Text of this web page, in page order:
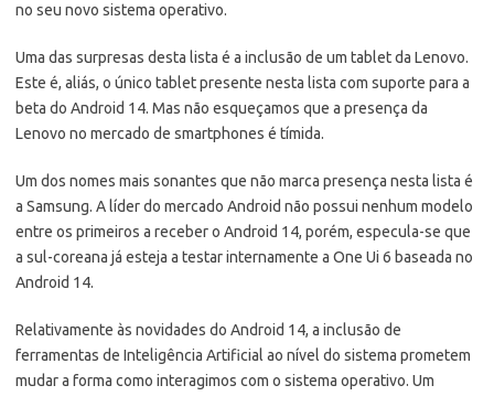
no seu novo sistema operativo.
Uma das surpresas desta lista é a inclusão de um tablet da Lenovo.
Este é, aliás, o único tablet presente nesta lista com suporte para a
beta do Android 14. Mas não esqueçamos que a presença da
Lenovo no mercado de smartphones é tímida.
Um dos nomes mais sonantes que não marca presença nesta lista é
a Samsung. A líder do mercado Android não possui nenhum modelo
entre os primeiros a receber o Android 14, porém, especula-se que
a sul-coreana já esteja a testar internamente a One Ui 6 baseada no
Android 14.
Relativamente às novidades do Android 14, a inclusão de
ferramentas de Inteligência Artificial ao nível do sistema prometem
mudar a forma como interagimos com o sistema operativo. Um